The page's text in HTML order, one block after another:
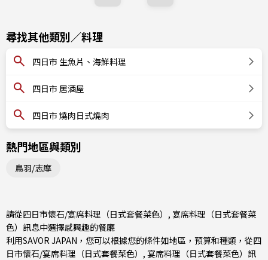
尋找其他類別／料理
四日市 生魚片、海鮮料理
四日市 居酒屋
四日市 燒肉日式燒肉
熱門地區與類別
鳥羽/志摩
請從四日市懷石/宴席料理（日式套餐菜色）, 宴席料理（日式套餐菜
色）訊息中選擇感興趣的餐廳
利用SAVOR JAPAN，您可以根據您的條件如地區，預算和種類，從四
日市懷石/宴席料理（日式套餐菜色）, 宴席料理（日式套餐菜色）訊